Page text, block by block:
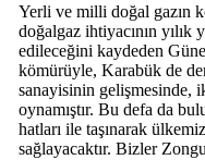
Yerli ve milli doğal gazın
doğalgaz ihtiyacının
edileceğini kaydeden
kömürüyle, Karabük de
sanayisinin gelişmesinde,
oynamıştır. Bu defa da
hatları ile taşınarak
sağlayacaktır. Bizler